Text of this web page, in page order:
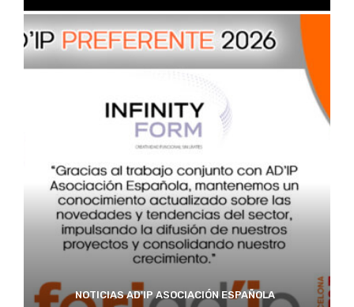
NOTICIAS AD'IP ASOCIACIÓN ESPAÑOLA